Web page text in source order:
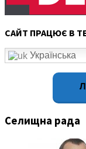
САЙТ ПРАЦЮЄ В
Українська
Селищна рада